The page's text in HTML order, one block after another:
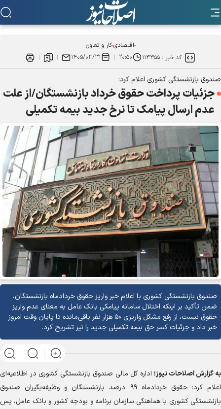
اقتصادیکار و تعاون
کد خبر :۱۱۴۳۵۵ ۲۰:۵۰ ۱۴۰۵/۰۳/۳۱
صندوق بازنشستگی کشوری اعلام کرد:
جزئیات پرداخت حقوق خرداد بازنشستگان/از علت
عدم ارسال پیامک تا نرخ جدید بیمه تکمیلی
صندوق بازنشستگی کشوری با اعلام خبر واریز حقوق خردادماه بازنشستگان،
ضمن تأکید بر اینکه اختلال سامانه پیامکی بانک عامل به معنای عدم واریز
حقوق نیست، از رفع مشکل واریزی ۵۰ هزار نفر باقی‌مانده تا پایان وقت امروز
خبر داد و جزئیات کسر حق بیمه تکمیلی جدید را نیز تشریح کرد.
به گزارشاصلاحات نیوز؛ اداره کل مالی صندوق بازنشستگی کشوری در اطلاعیه‌ای
اعلام کرد: حقوق خردادماه ۹۹ درصد بازنشستگان و وظیفه‌بگیران صندوق
بازنشستگی کشوری با هماهنگی سازمان برنامه و بودجه کشور و بانک عامل، پس